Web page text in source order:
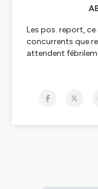
Les pos. report,ce
concurrents que
attendent
de compétition